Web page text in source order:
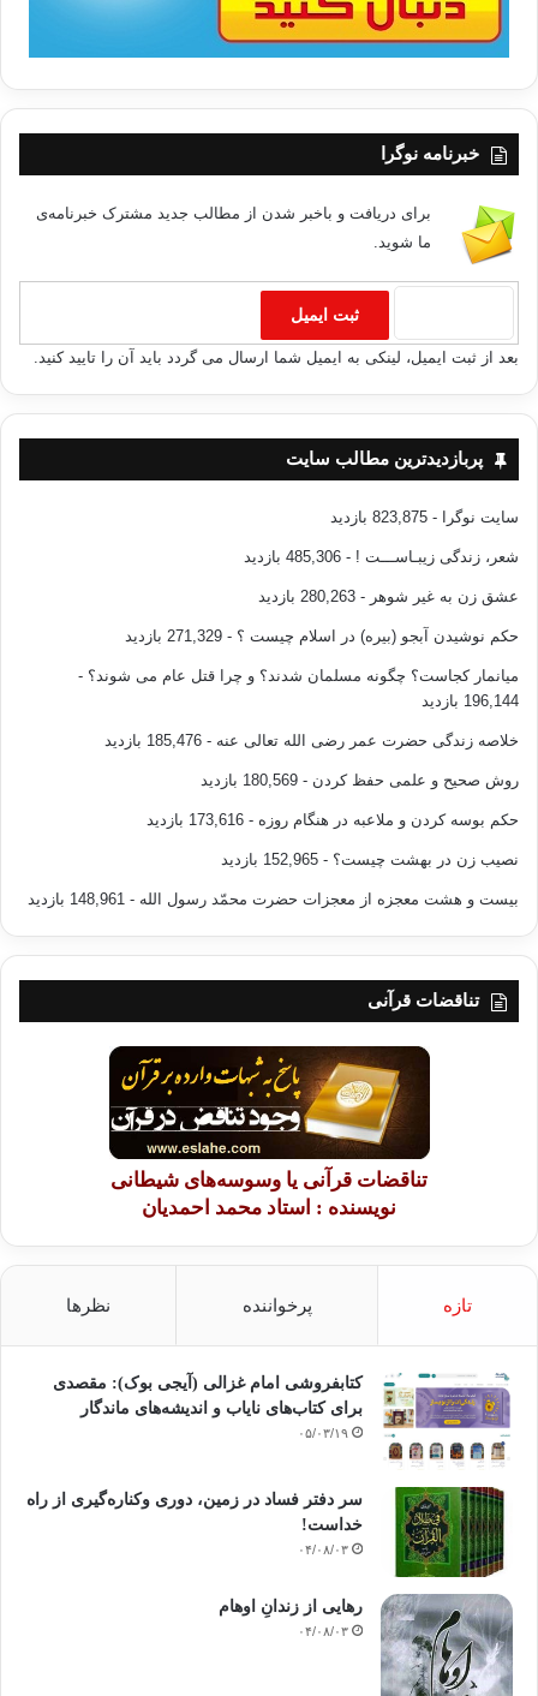
خبرنامه نوگرا
برای دریافت و باخبر شدن از مطالب جدید مشترک خبرنامه‌ی
ما شوید.
بعد از ثبت ایمیل، لینکی به ایمیل شما ارسال می گردد باید آن را تایید کنید.
پربازدیدترین مطالب سایت
سایت نوگرا - 823,875 بازدید
شعر، زندگی زیبـاســـت ! - 485,306 بازدید
عشق زن به غیر شوهر - 280,263 بازدید
حکم نوشیدن آبجو (بیره) در اسلام چیست ؟ - 271,329 بازدید
میانمار کجاست؟ چگونه مسلمان شدند؟ و چرا قتل عام می شوند؟ -
196,144 بازدید
خلاصه زندگی حضرت عمر رضی الله تعالی عنه - 185,476 بازدید
روش صحیح و علمی حفظ کردن - 180,569 بازدید
حکم بوسه کردن و ملاعبه در هنگام روزه - 173,616 بازدید
نصیب زن در بهشت چیست؟ - 152,965 بازدید
بیست و هشت معجزه از معجزات حضرت محمّد رسول الله - 148,961 بازدید
تناقضات قرآنی
تناقضات قرآنی یا وسوسه‌های شیطانی
نویسنده : استاد محمد احمدیان
تازه پرخواننده نظرها
کتابفروشی امام غزالی (آیجی بوک): مقصدی
برای کتاب‌های نایاب و اندیشه‌های ماندگار
۰۵/۰۳/۱۹
سر دفتر فساد در زمین‌، دوری وکناره‌گیری از راه
خداست‌!
۰۴/۰۸/۰۳
رهایی از زندانِ اوهام
۰۴/۰۸/۰۳